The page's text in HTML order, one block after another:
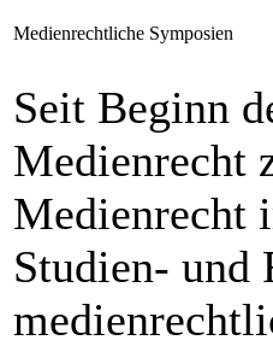
Medienrechtliche Symposien
Seit Beginn
Medienrecht
Medienrecht
Studien- und